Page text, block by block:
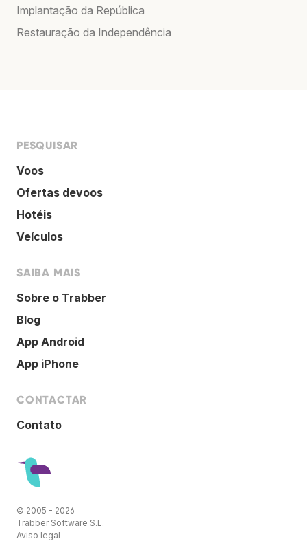
Implantação da República
Restauração da Independência
PESQUISAR
Voos
Ofertas devoos
Hotéis
Veículos
SAIBA MAIS
Sobre o Trabber
Blog
App Android
App iPhone
CONTACTAR
Contato
© 2005 - 2026
Trabber Software S.L.
Aviso legal